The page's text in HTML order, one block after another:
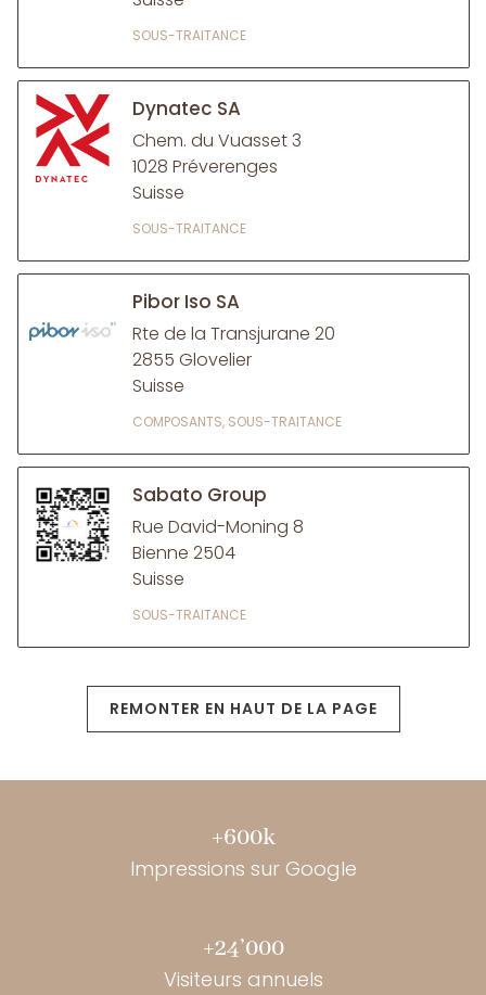
SOUS-TRAITANCE
Dynatec SA
Chem. du Vuasset 3
1028 Préverenges
Suisse
SOUS-TRAITANCE
Pibor Iso SA
Rte de la Transjurane 20
2855 Glovelier
Suisse
COMPOSANTS, SOUS-TRAITANCE
Sabato Group
Rue David-Moning 8
Bienne 2504
Suisse
SOUS-TRAITANCE
REMONTER EN HAUT DE LA PAGE
+600k
Impressions sur Google
+24’000
Visiteurs annuels